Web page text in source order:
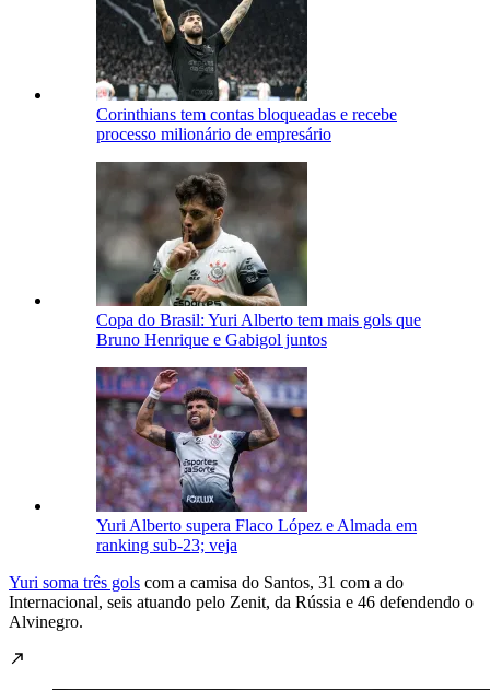
Corinthians tem contas bloqueadas e recebe
processo milionário de empresário
Copa do Brasil: Yuri Alberto tem mais gols que
Bruno Henrique e Gabigol juntos
Yuri Alberto supera Flaco López e Almada em
ranking sub-23; veja
Yuri soma três gols com a camisa do Santos, 31 com a do
Internacional, seis atuando pelo Zenit, da Rússia e 46 defendendo o
Alvinegro.